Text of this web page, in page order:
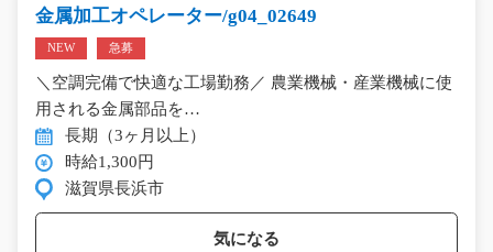
金属加工オペレーター/g04_02649
NEW 急募
＼空調完備で快適な工場勤務／ 農業機械・産業機械に使
用される金属部品を…
長期（3ヶ月以上）
時給1,300円
滋賀県長浜市
気になる